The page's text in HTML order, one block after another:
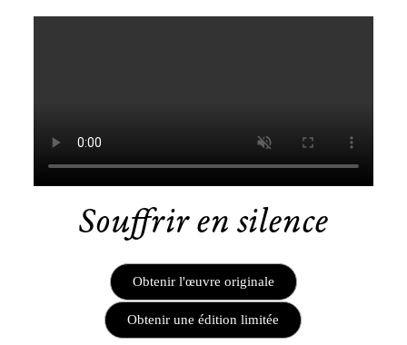
Souffrir en silence
Obtenir l'œuvre originale
Obtenir une édition limitée